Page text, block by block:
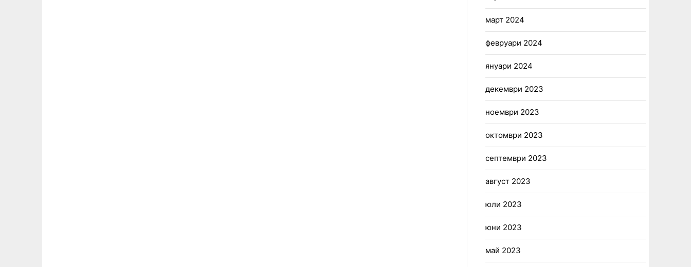
март 2024
февруари 2024
януари 2024
декември 2023
ноември 2023
октомври 2023
септември 2023
август 2023
юли 2023
юни 2023
май 2023